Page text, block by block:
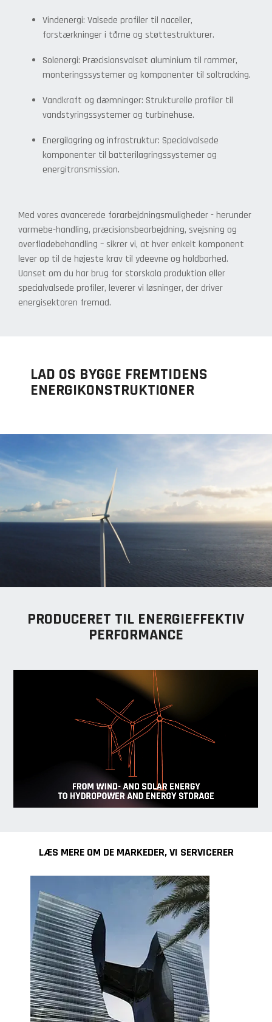
Vindenergi: Valsede profiler til naceller,
forstærkninger i tårne og støtte­strukturer.
Solenergi: Præcisionsvalset aluminium til rammer,
monteringssystemer og komponenter til soltracking.
Vandkraft og dæmninger: Strukturelle profiler til
vandstyringssystemer og turbinehuse.
Energilagring og infrastruktur: Specialvalsede
komponenter til batterilagringssystemer og
energitransmission.
Med vores avancerede forarbejdningsmuligheder - herunder
varmebe-handling, præcisionsbearbejdning, svejsning og
overfladebehandling – sikrer vi, at hver enkelt komponent
lever op til de højeste krav til ydeevne og holdbarhed.
Uanset om du har brug for storskala produktion eller
specialvalsede profiler, leverer vi løsninger, der driver
energisektoren fremad.
LAD OS BYGGE FREMTIDENS
ENERGIKONSTRUKTIONER
PRODUCERET TIL ENERGIEFFEKTIV
PERFORMANCE
LÆS MERE OM DE MARKEDER, VI SERVICERER